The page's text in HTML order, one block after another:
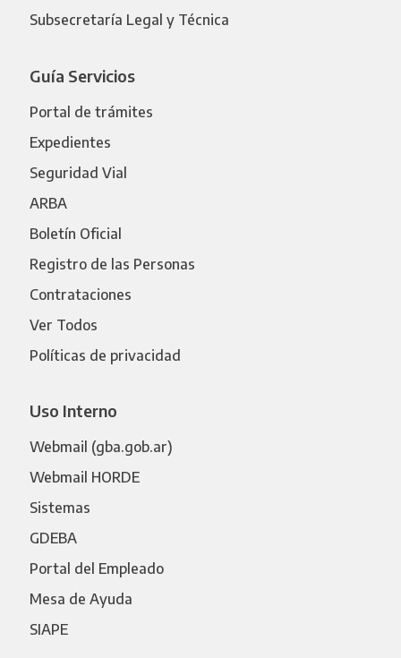
Subsecretaría Legal y Técnica
Guía Servicios
Portal de trámites
Expedientes
Seguridad Vial
ARBA
Boletín Oficial
Registro de las Personas
Contrataciones
Ver Todos
Políticas de privacidad
Uso Interno
Webmail (gba.gob.ar)
Webmail HORDE
Sistemas
GDEBA
Portal del Empleado
Mesa de Ayuda
SIAPE